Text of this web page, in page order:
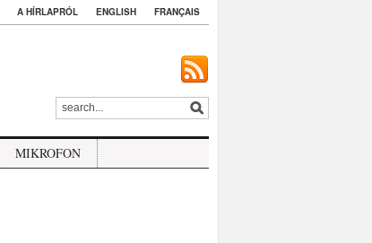
A HÍRLAPRÓL ENGLISH FRANÇAIS
MIKROFON